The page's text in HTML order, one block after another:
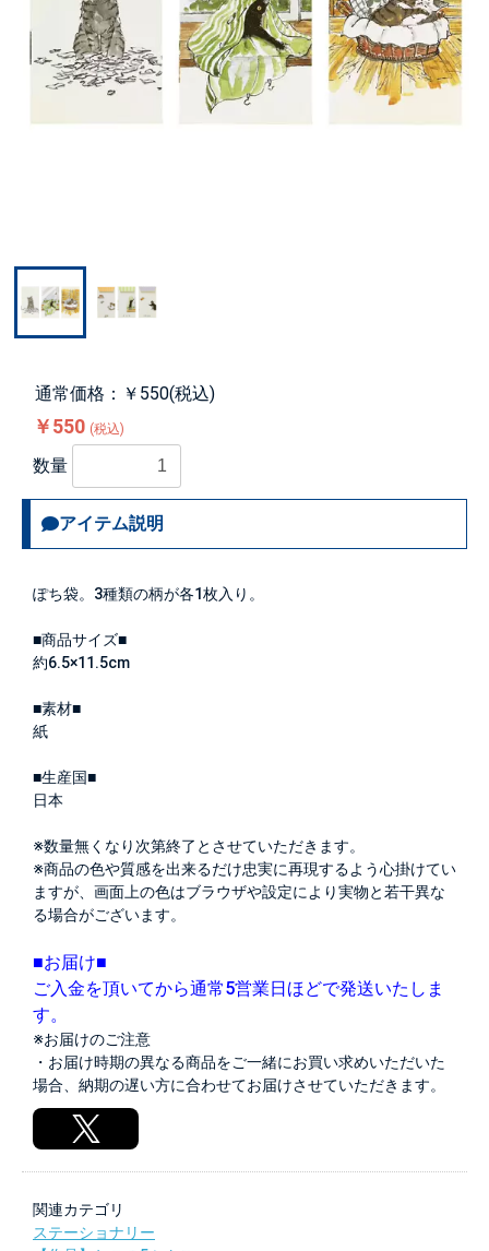
通常価格：￥550(税込)
￥550 (税込)
数量
アイテム説明
ぽち袋。3種類の柄が各1枚入り。
■商品サイズ■
約6.5×11.5cm
■素材■
紙
■生産国■
日本
※数量無くなり次第終了とさせていただきます。
※商品の色や質感を出来るだけ忠実に再現するよう心掛けてい
ますが、画面上の色はブラウザや設定により実物と若干異な
る場合がございます。
■お届け■
ご入金を頂いてから通常5営業日ほどで発送いたしま
す。
※お届けのご注意
・お届け時期の異なる商品をご一緒にお買い求めいただいた
場合、納期の遅い方に合わせてお届けさせていただきます。
関連カテゴリ
ステーショナリー